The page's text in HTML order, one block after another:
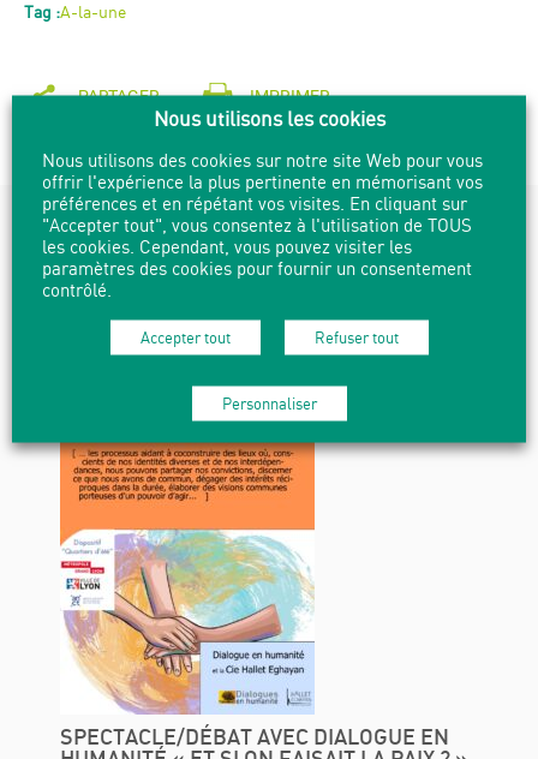
Tag :A-la-une
PARTAGER IMPRIMER
RDV À NE PAS MANQUER
SPECTACLE/DÉBAT AVEC DIALOGUE EN
Nous utilisons les cookies
Nous utilisons des cookies sur notre site Web pour vous
offrir l'expérience la plus pertinente en mémorisant vos
préférences et en répétant vos visites. En cliquant sur
"Accepter tout", vous consentez à l'utilisation de TOUS
les cookies. Cependant, vous pouvez visiter les
paramètres des cookies pour fournir un consentement
contrôlé.
Accepter tout Refuser tout
Personnaliser